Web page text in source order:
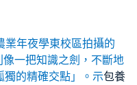
年夜學東校區拍攝的
一把知識之劍，不斷地
的精確交點」。示包養